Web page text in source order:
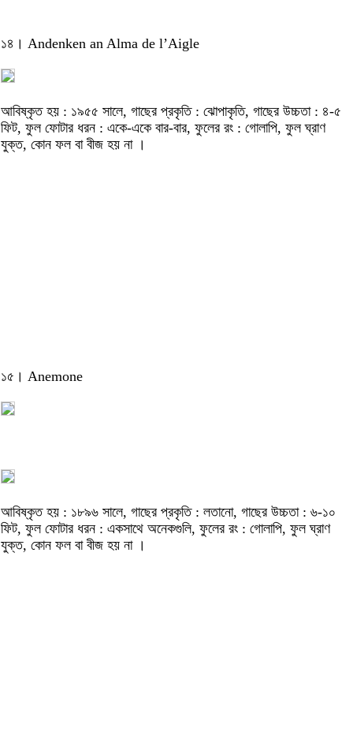
১৪। Andenken an Alma de l’Aigle
আবিষ্কৃত হয় : ১৯৫৫ সালে, গাছের প্রকৃতি : ঝোপাকৃতি, গাছের উচ্চতা : ৪-৫
ফিট, ফুল ফোটার ধরন : একে-একে বার-বার, ফুলের রং : গোলাপি, ফুল ঘ্রাণ
যুক্ত, কোন ফল বা বীজ হয় না ।
১৫। Anemone
আবিষ্কৃত হয় : ১৮৯৬ সালে, গাছের প্রকৃতি : লতানো, গাছের উচ্চতা : ৬-১০
ফিট, ফুল ফোটার ধরন : একসাথে অনেকগুলি, ফুলের রং : গোলাপি, ফুল ঘ্রাণ
যুক্ত, কোন ফল বা বীজ হয় না ।